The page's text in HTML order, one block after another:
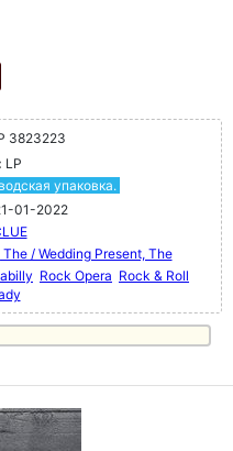
3823223
LP
упаковка.
01-2022
/ Wedding Present, The
Rock Opera Rock & Roll